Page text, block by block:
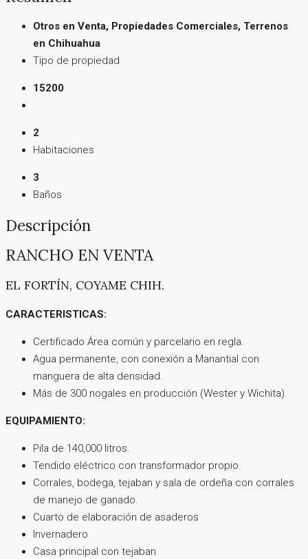
Otros en Venta, Propiedades Comerciales, Terrenos
en Chihuahua
Tipo de propiedad
15200
2
Habitaciones
3
Baños
Descripción
RANCHO EN VENTA
EL FORTÍN, COYAME CHIH.
CARACTERISTICAS:
Certificado Área común y parcelario en regla.
Agua permanente, con conexión a Manantial con
manguera de alta densidad.
Más de 300 nogales en producción (Wester y Wichita).
EQUIPAMIENTO:
Pila de 140,000 litros.
Tendido eléctrico con transformador propio.
Corrales, bodega, tejaban y sala de ordeña con corrales
de manejo de ganado.
Cuarto de elaboración de asaderos
Invernadero
Casa principal con tejaban